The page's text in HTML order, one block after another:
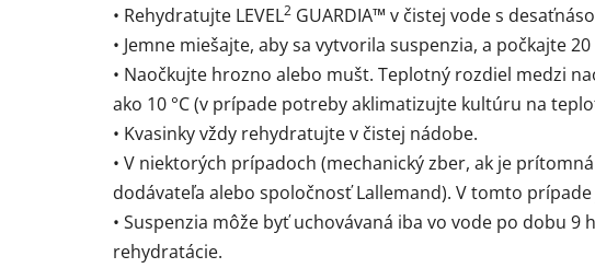
• Rehydratujte LEVEL2 GUARDIA™ v čistej vode s
• Jemne miešajte, aby sa vytvorila suspenzia, a počkajte
• Naočkujte hrozno alebo mušt. Teplotný rozdiel medzi
ako 10 °C (v prípade potreby aklimatizujte kultúru na
• Kvasinky vždy rehydratujte v čistej nádobe.
• V niektorých prípadoch (mechanický zber, ak je
dodávateľa alebo spoločnosť Lallemand). V tomto
• Suspenzia môže byť uchovávaná iba vo vode po dobu
rehydratácie.